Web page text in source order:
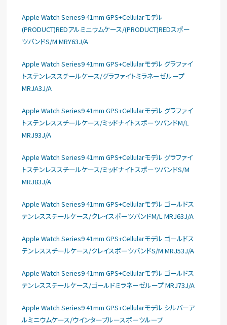
Apple Watch Series9 41mm GPS+Cellularモデル
(PRODUCT)REDアルミニウムケース/(PRODUCT)REDスポー
ツバンドS/M MRY63J/A
Apple Watch Series9 41mm GPS+Cellularモデル グラファイ
トステンレススチールケース/グラファイトミラネーゼループ
MRJA3J/A
Apple Watch Series9 41mm GPS+Cellularモデル グラファイ
トステンレススチールケース/ミッドナイトスポーツバンドM/L
MRJ93J/A
Apple Watch Series9 41mm GPS+Cellularモデル グラファイ
トステンレススチールケース/ミッドナイトスポーツバンドS/M
MRJ83J/A
Apple Watch Series9 41mm GPS+Cellularモデル ゴールドス
テンレススチールケース/クレイスポーツバンドM/L MRJ63J/A
Apple Watch Series9 41mm GPS+Cellularモデル ゴールドス
テンレススチールケース/クレイスポーツバンドS/M MRJ53J/A
Apple Watch Series9 41mm GPS+Cellularモデル ゴールドス
テンレススチールケース/ゴールドミラネーゼループ MRJ73J/A
Apple Watch Series9 41mm GPS+Cellularモデル シルバーア
ルミニウムケース/ウインターブルースポーツループ